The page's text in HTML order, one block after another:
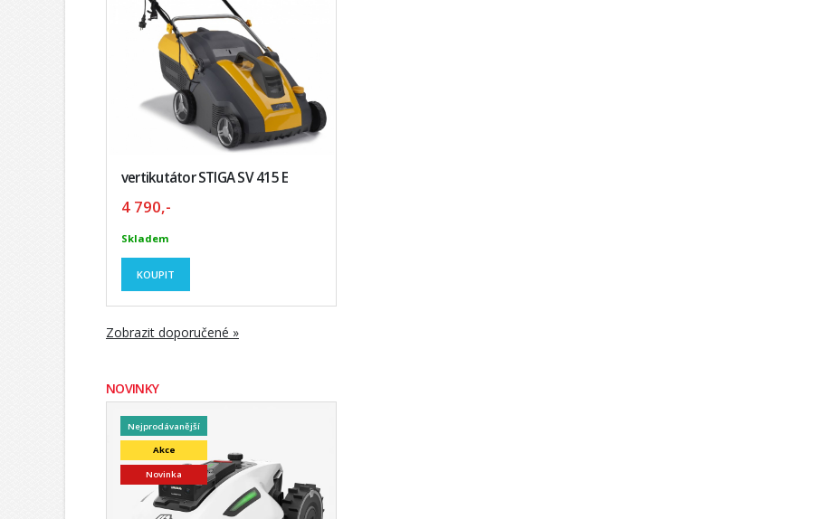
vertikutátor STIGA SV 415 E
4 790,-
Skladem
KOUPIT
Zobrazit doporučené »
NOVINKY
Nejprodávanější
Akce
Novinka